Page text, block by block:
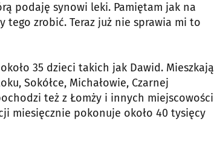
podaję synowi leki. Pamiętam jak na
tego zrobić. Teraz już nie sprawia mi to
35 dzieci takich jak Dawid. Mieszkają
Sokółce, Michałowie, Czarnej
też z Łomży i innych miejscowości
miesięcznie pokonuje około 40 tysięcy